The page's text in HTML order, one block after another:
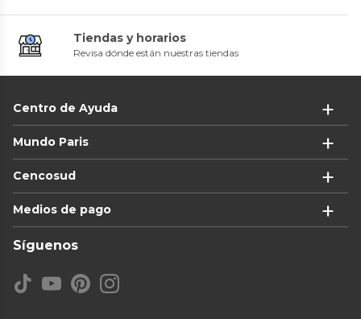
Tiendas y horarios
Revisa dónde están nuestras tiendas
Centro de Ayuda
Mundo Paris
Cencosud
Medios de pago
Síguenos